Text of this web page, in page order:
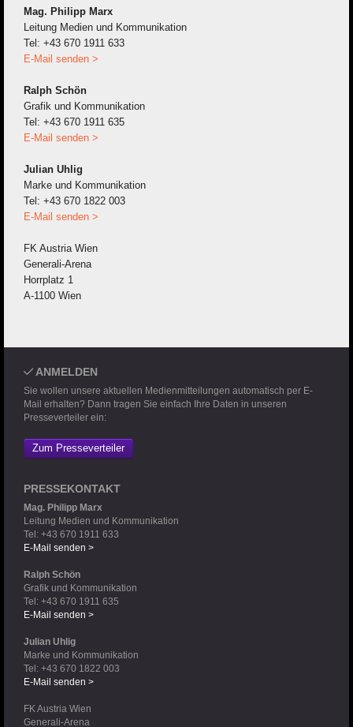
Mag. Philipp Marx
Leitung Medien und Kommunikation
Tel: +43 670 1911 633
E-Mail senden >
Ralph Schön
Grafik und Kommunikation
Tel: +43 670 1911 635
E-Mail senden >
Julian Uhlig
Marke und Kommunikation
Tel: +43 670 1822 003
E-Mail senden >
FK Austria Wien
Generali-Arena
Horrplatz 1
A-1100 Wien
ANMELDEN
Sie wollen unsere aktuellen Medienmitteilungen automatisch per E-
Mail erhalten? Dann tragen Sie einfach Ihre Daten in unseren
Presseverteiler ein:
Zum Presseverteiler
PRESSEKONTAKT
Mag. Philipp Marx
Leitung Medien und Kommunikation
Tel: +43 670 1911 633
E-Mail senden >
Ralph Schön
Grafik und Kommunikation
Tel: +43 670 1911 635
E-Mail senden >
Julian Uhlig
Marke und Kommunikation
Tel: +43 670 1822 003
E-Mail senden >
FK Austria Wien
Generali-Arena